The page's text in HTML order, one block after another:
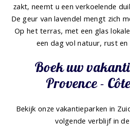
zakt, neemt u een verkoelende
De geur van lavendel mengt zich
Op het terras, met een glas
een dag vol natuur, rust en
Boek uw
Provence -
Bekijk onze vakantieparken in
volgende verblijf in